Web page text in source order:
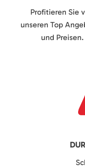
Profitieren Sie
unseren Top
und Preisen.